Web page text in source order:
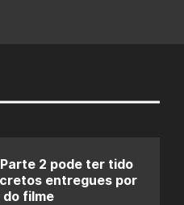
2 pode ter tido
entregues por
filme